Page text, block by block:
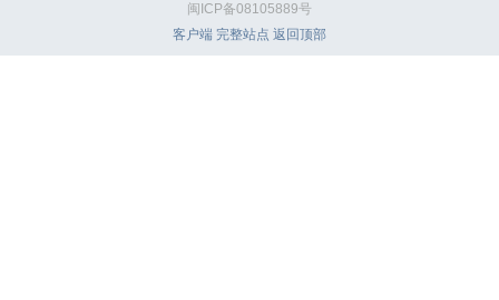
闽ICP备08105889号
客户端 完整站点 返回顶部